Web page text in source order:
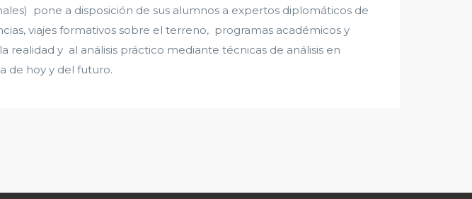
pone a disposición de sus alumnos a expertos diplomáticos de
viajes formativos sobre el terreno, programas académicos y
y al análisis práctico mediante técnicas de análisis en
de hoy y del futuro.